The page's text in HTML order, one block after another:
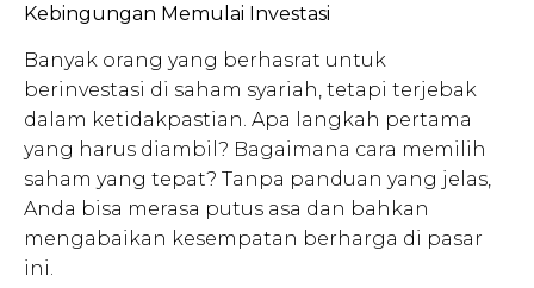
Kebingungan Memulai Investasi
Banyak orang yang berhasrat untuk
berinvestasi di saham syariah, tetapi terjebak
dalam ketidakpastian. Apa langkah pertama
yang harus diambil? Bagaimana cara memilih
saham yang tepat? Tanpa panduan yang jelas,
Anda bisa merasa putus asa dan bahkan
mengabaikan kesempatan berharga di pasar
ini.